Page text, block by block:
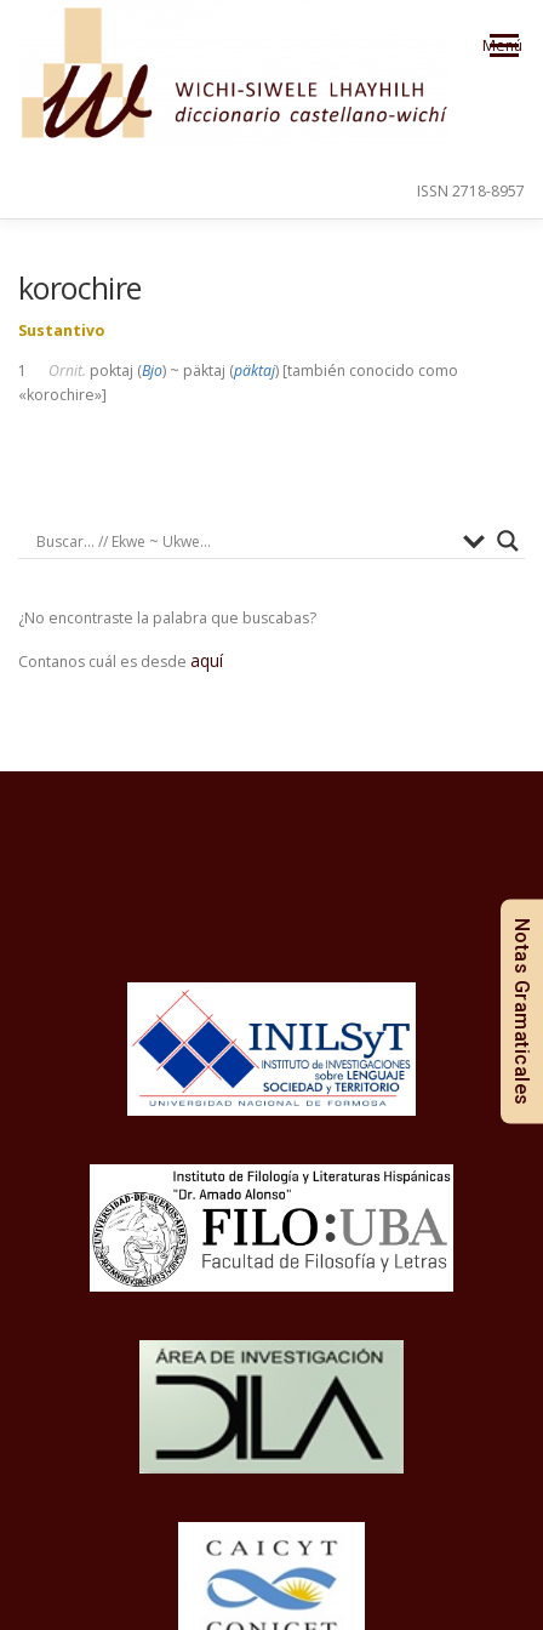
Saltar al contenido
Menú
ISSN 2718-8957
korochire
Sustantivo
1 Ornit. poktaj (Bjo) ~ päktaj (päktaj) [también conocido como
«korochire»]
¿No encontraste la palabra que buscabas?
Contanos cuál es desde aquí
Notas Gramaticales